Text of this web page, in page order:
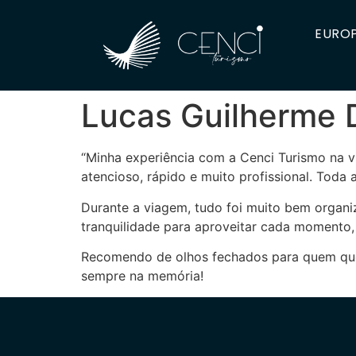
Lucas Guilherme
“Minha experiência com a Cenci Turismo
atencioso, rápido e muito profissional. Toda
Durante a viagem, tudo foi muito bem
tranquilidade para aproveitar cada
Recomendo de olhos fechados para quem
sempre na memória!